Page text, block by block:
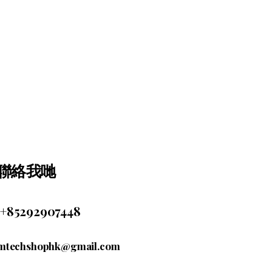
絡我哋
+85292907448